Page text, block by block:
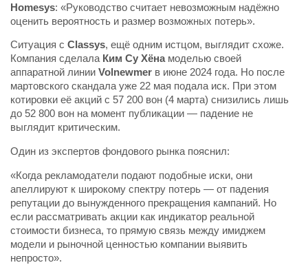
Homesys: «Руководство считает невозможным надёжно
оценить вероятность и размер возможных потерь».
Ситуация с Classys, ещё одним истцом, выглядит схоже.
Компания сделала Ким Су Хёнамоделью своей
аппаратной линии Volnewmer в июне 2024 года. Но после
мартовского скандала уже 22 мая подала иск. При этом
котировки её акций с 57 200 вон (4 марта) снизились лишь
до 52 800 вон на момент публикации — падение не
выглядит критическим.
Один из экспертов фондового рынка пояснил:
«Когда рекламодатели подают подобные иски, они
апеллируют к широкому спектру потерь — от падения
репутации до вынужденного прекращения кампаний. Но
если рассматривать акции как индикатор реальной
стоимости бизнеса, то прямую связь между имиджем
модели и рыночной ценностью компании выявить
непросто».